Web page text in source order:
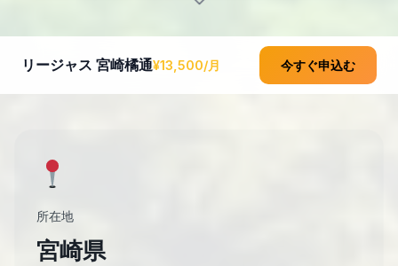
リージャス 宮崎橘通¥13,500/月 今すぐ申込む
所在地
宮崎県